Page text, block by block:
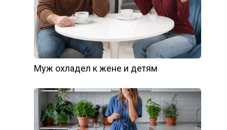
Муж охладел к жене и детям